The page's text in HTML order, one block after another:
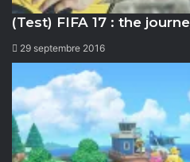
7.6
(Test) FIFA 17 : the
29 septembre 2016